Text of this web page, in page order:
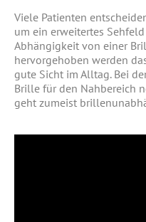
Viele Patienten
um ein erweitertes
Abhängigkeit von einer
hervorgehoben werden
gute Sicht im Alltag. Bei
Brille für den Nahbereich
geht zumeist